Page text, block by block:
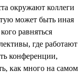
окружают коллеги
может быть иная
равняться
где работают
конференции,
как много на самом